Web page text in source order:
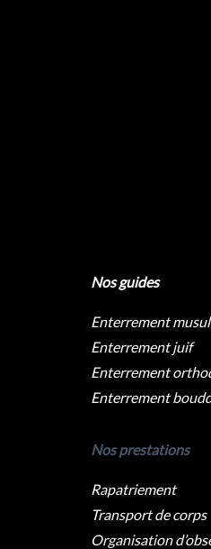
Nos guides
Enterrement
Enterrement juif
Enterrement
Enterrement
Nos prestations
Rapatriement
Transport de corps
Organisation